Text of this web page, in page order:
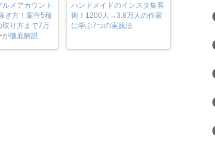
メアカウント
ぎ方！案件5種
取り方まで7万
が徹底解説
ハンドメイドのインスタ集客
術！1200人→3.8万人の作家
に学ぶ7つの実践法